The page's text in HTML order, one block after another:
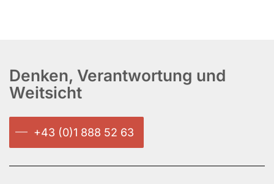
Denken, Verantwortung und
Weitsicht
+43 (0)1 888 52 63